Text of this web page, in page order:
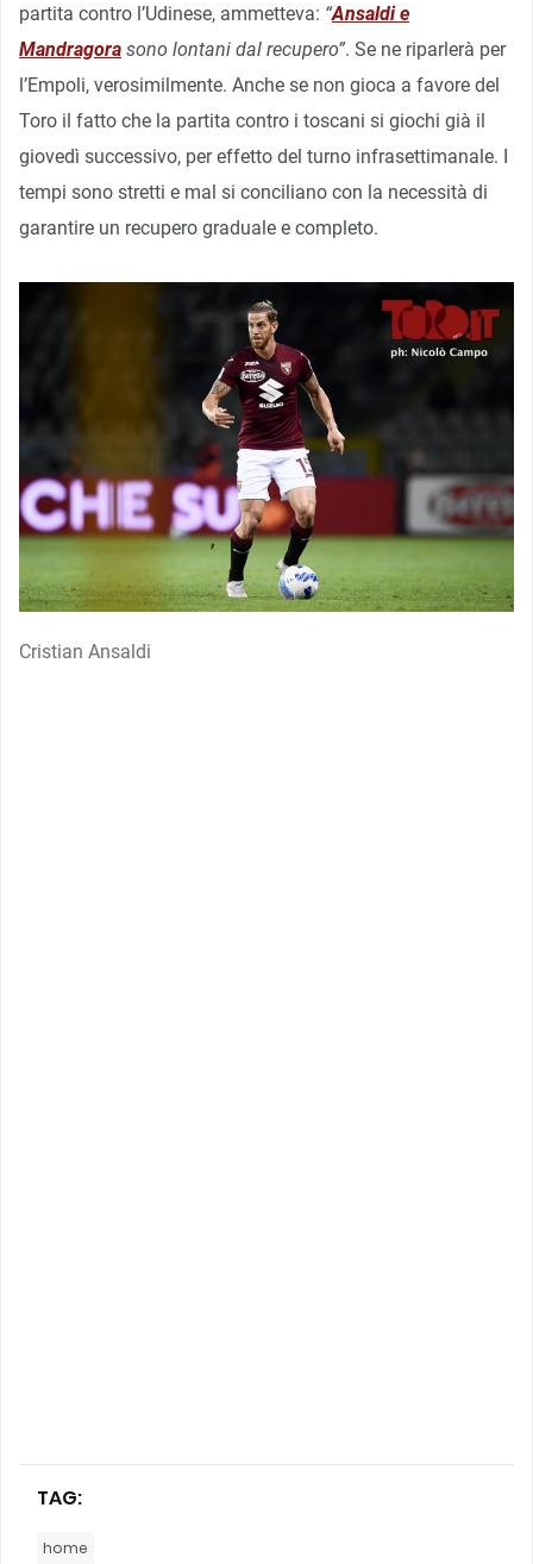
partita contro l’Udinese, ammetteva: “Ansaldi e
Mandragora sono lontani dal recupero”. Se ne riparlerà per
l’Empoli, verosimilmente. Anche se non gioca a favore del
Toro il fatto che la partita contro i toscani si giochi già il
giovedì successivo, per effetto del turno infrasettimanale. I
tempi sono stretti e mal si conciliano con la necessità di
garantire un recupero graduale e completo.
Cristian Ansaldi
TAG:
home